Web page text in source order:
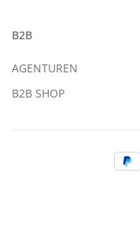
B2B
AGENTUREN
B2B SHOP